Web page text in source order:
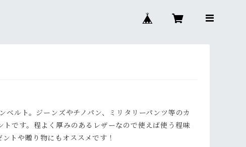
ルト。ジーンズやチノパン、ミリタリーパンツ等のカ
です。程よく厚みのあるレザーなので使えば使う程味
トや贈り物にもオススメです！